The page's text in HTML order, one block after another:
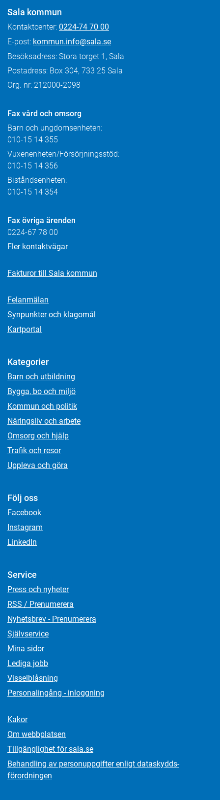
Sala kommun
Kontaktcenter: 0224-74 70 00
E-post: kommun.info@sala.se
Besöksadress: Stora torget 1, Sala
Postadress: Box 304, 733 25 Sala
Org. nr: 212000-2098
Fax vård och omsorg
Barn och ungdomsenheten:
010-15 14 355
Vuxenenheten/Försörjningsstöd:
010-15 14 356
Biståndsenheten:
010-15 14 354
Fax övriga ärenden
0224-67 78 00
Fler kontaktvägar
Fakturor till Sala kommun
Felanmälan
Synpunkter och klagomål
Kartportal
Kategorier
Barn och utbildning
Bygga, bo och miljö
Kommun och politik
Näringsliv och arbete
Omsorg och hjälp
Trafik och resor
Uppleva och göra
Följ oss
Facebook
Instagram
LinkedIn
Service
Press och nyheter
RSS / Prenumerera
Nyhetsbrev - Prenumerera
Självservice
Mina sidor
Lediga jobb
Visselblåsning
Personalingång - inloggning
Kakor
Om webbplatsen
Tillgänglighet för sala.se
Behandling av personuppgifter enligt dataskydds­
förordningen